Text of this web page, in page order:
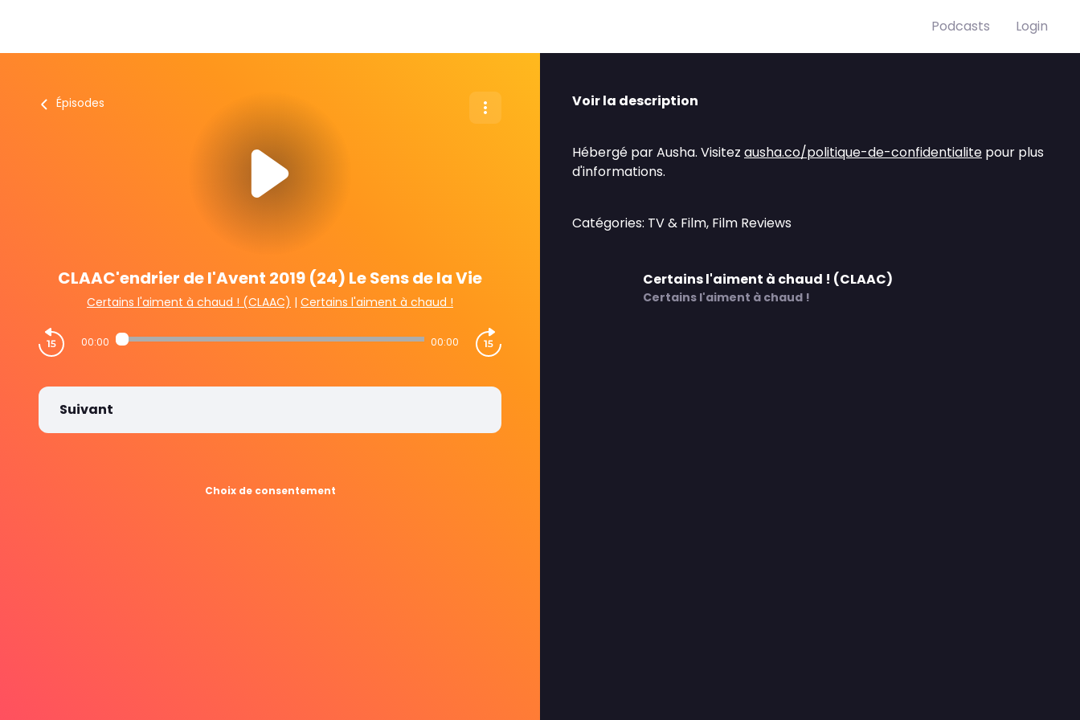
Podcasts Login
Épisodes
CLAAC'endrier de l'Avent 2019 (24) Le Sens de la Vie
Certains l'aiment à chaud ! (CLAAC) | Certains l'aiment à chaud !
00:00 00:00
Suivant
Choix de consentement
Voir la description
Hébergé par Ausha. Visitez ausha.co/politique-de-confidentialite pour plus
d'informations.
Catégories: TV & Film, Film Reviews
Certains l'aiment à chaud ! (CLAAC)
Certains l'aiment à chaud !